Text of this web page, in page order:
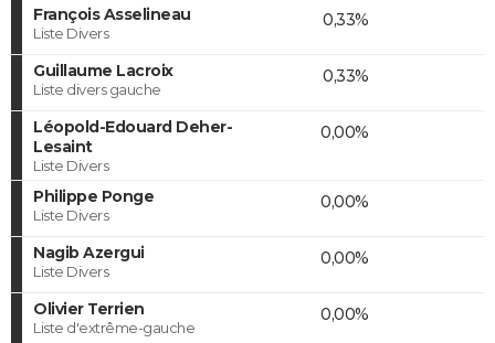
François Asselineau
Liste Divers
0,33%
Guillaume Lacroix
Liste divers gauche
0,33%
Léopold-Edouard Deher-
Lesaint
Liste Divers
0,00%
Philippe Ponge
Liste Divers
0,00%
Nagib Azergui
Liste Divers
0,00%
Olivier Terrien
Liste d'extrême-gauche
0,00%